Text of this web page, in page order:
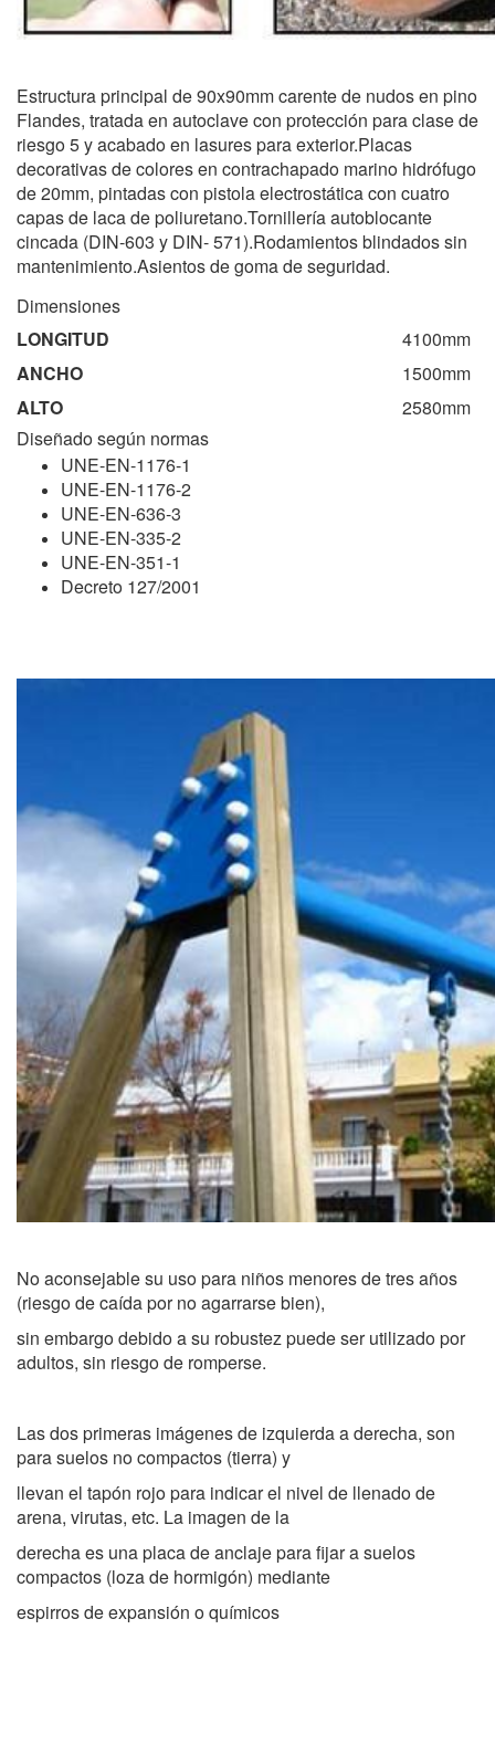
Estructura principal de 90x90mm carente de nudos en pino
Flandes, tratada en autoclave con protección para clase de
riesgo 5 y acabado en lasures para exterior.Placas
decorativas de colores en contrachapado marino hidrófugo
de 20mm, pintadas con pistola electrostática con cuatro
capas de laca de poliuretano.Tornillería autoblocante
cincada (DIN-603 y DIN- 571).Rodamientos blindados sin
mantenimiento.Asientos de goma de seguridad.
Dimensiones
LONGITUD
4100mm
ANCHO
1500mm
ALTO
2580mm
Diseñado según normas
UNE-EN-1176-1
UNE-EN-1176-2
UNE-EN-636-3
UNE-EN-335-2
UNE-EN-351-1
Decreto 127/2001
No aconsejable su uso para niños menores de tres años
(riesgo de caída por no agarrarse bien),
sin embargo debido a su robustez puede ser utilizado por
adultos, sin riesgo de romperse.
Las dos primeras imágenes de izquierda a derecha, son
para suelos no compactos (tierra) y
llevan el tapón rojo para indicar el nivel de llenado de
arena, virutas, etc. La imagen de la
derecha es una placa de anclaje para fijar a suelos
compactos (loza de hormigón) mediante
espirros de expansión o químicos